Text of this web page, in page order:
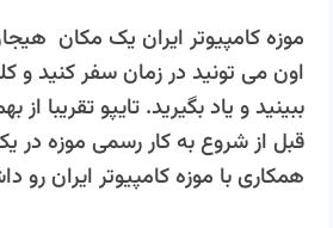
موزه کامپیوتر ایران یک مکان
اون می تونید در زمان سفر کنید و
قبل از شروع به کار رسمی موزه در
همکاری با موزه کامپیوتر ایران رو